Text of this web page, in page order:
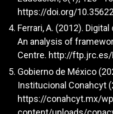
https://doi.org/
Ferrari, A. (2012).
An analysis of
Centre. http://ftp.jrc.es/
Gobierno de México
Institucional Conahcyt
https://conahcyt.mx/